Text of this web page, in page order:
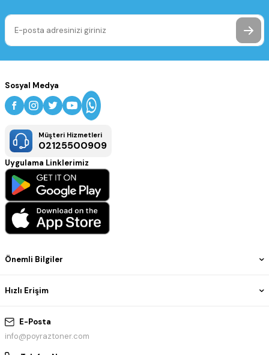
E-Posta
info@poyraztoner.com
Önemli Bilgiler
Hızlı Erişim
Sosyal Medya
Müşteri Hizmetleri
02125500909
Uygulama Linklerimiz